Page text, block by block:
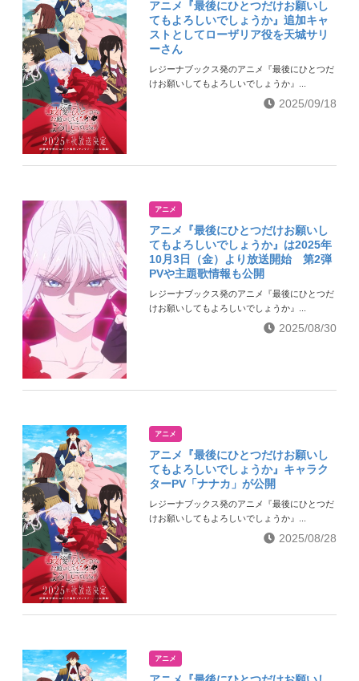
アニメ『最後にひとつだけお願いし
てもよろしいでしょうか』追加キャ
ストとしてローザリア役を天城サリ
ーさん
レジーナブックス発のアニメ『最後にひとつだ
けお願いしてもよろしいでしょうか』...
2025/09/18
アニメ
アニメ『最後にひとつだけお願いし
てもよろしいでしょうか』は2025年
10月3日（金）より放送開始 第2弾
PVや主題歌情報も公開
レジーナブックス発のアニメ『最後にひとつだ
けお願いしてもよろしいでしょうか』...
2025/08/30
アニメ
アニメ『最後にひとつだけお願いし
てもよろしいでしょうか』キャラク
ターPV「ナナカ」が公開
レジーナブックス発のアニメ『最後にひとつだ
けお願いしてもよろしいでしょうか』...
2025/08/28
アニメ